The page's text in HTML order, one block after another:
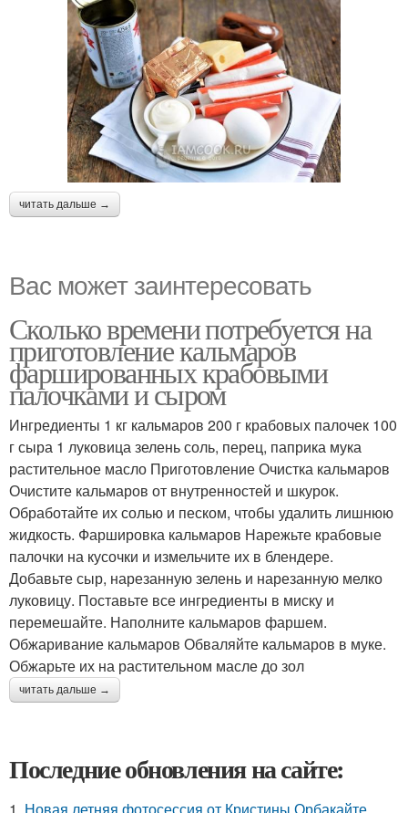
читать дальше →
Вас может заинтересовать
Сколько времени потребуется на
приготовление кальмаров
фаршированных крабовыми
палочками и сыром
Ингредиенты 1 кг кальмаров 200 г крабовых палочек 100
г сыра 1 луковица зелень соль, перец, паприка мука
растительное масло Приготовление Очистка кальмаров
Очистите кальмаров от внутренностей и шкурок.
Обработайте их солью и песком, чтобы удалить лишнюю
жидкость. Фаршировка кальмаров Нарежьте крабовые
палочки на кусочки и измельчите их в блендере.
Добавьте сыр, нарезанную зелень и нарезанную мелко
луковицу. Поставьте все ингредиенты в миску и
перемешайте. Наполните кальмаров фаршем.
Обжаривание кальмаров Обваляйте кальмаров в муке.
Обжарьте их на растительном масле до зол
читать дальше →
Последние обновления на сайте: